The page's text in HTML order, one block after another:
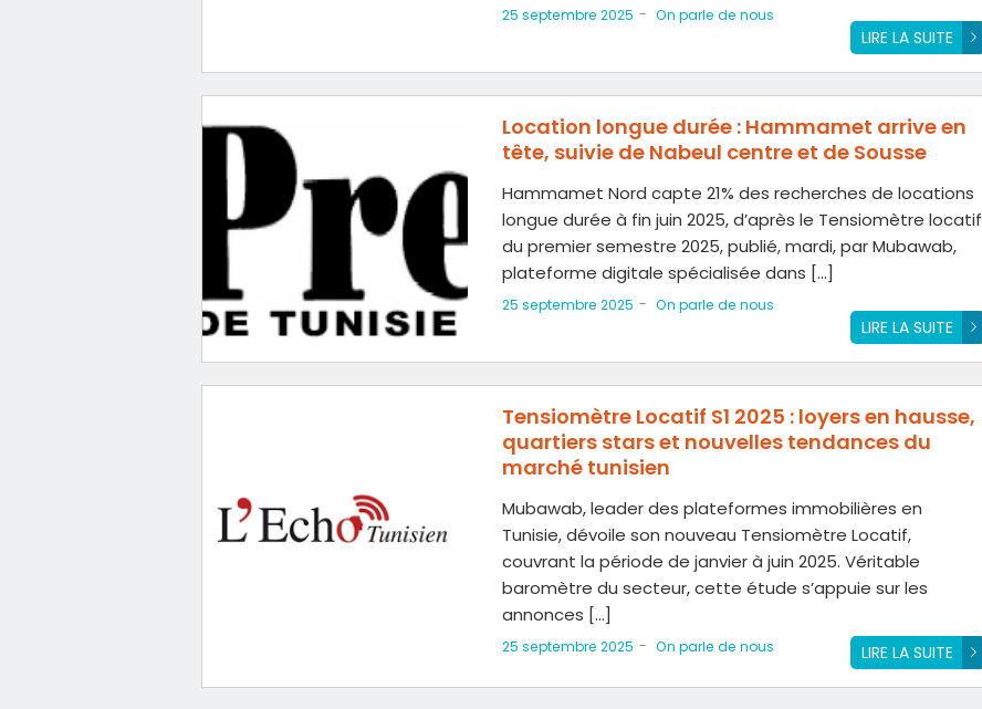
LIRE LA SUITE
25 septembre 2025 - On parle de nous
Location longue durée : Hammamet arrive en
tête, suivie de Nabeul centre et de Sousse
Hammamet Nord capte 21% des recherches de locations
longue durée à fin juin 2025, d’après le Tensiomètre locatif
du premier semestre 2025, publié, mardi, par Mubawab,
plateforme digitale spécialisée dans […]
LIRE LA SUITE
25 septembre 2025 - On parle de nous
Tensiomètre Locatif S1 2025 : loyers en hausse,
quartiers stars et nouvelles tendances du
marché tunisien
Mubawab, leader des plateformes immobilières en
Tunisie, dévoile son nouveau Tensiomètre Locatif,
couvrant la période de janvier à juin 2025. Véritable
baromètre du secteur, cette étude s’appuie sur les
annonces […]
LIRE LA SUITE
25 septembre 2025 - On parle de nous